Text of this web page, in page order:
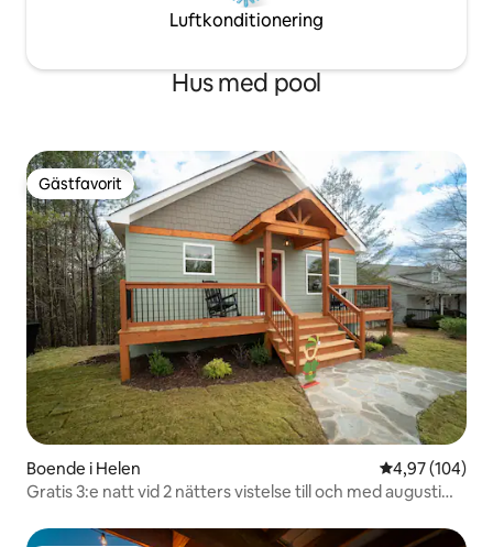
Luftkonditionering
Hus med pool
Gästfavorit
Gästfavorit
Boende i Helen 4,97 av 5 i
4,97 (104)
Gratis 3:e natt vid 2 nätters vistelse till och med augusti